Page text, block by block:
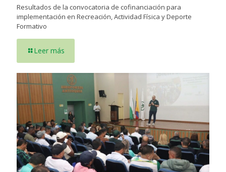
Resultados de la convocatoria de cofinanciación para
implementación en Recreación, Actividad Física y Deporte
Formativo
Leer más